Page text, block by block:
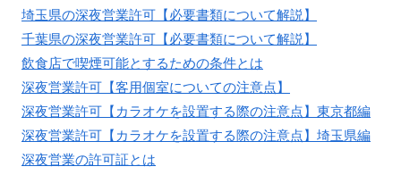
埼玉県の深夜営業許可【必要書類について解説】
千葉県の深夜営業許可【必要書類について解説】
飲食店で喫煙可能とするための条件とは
深夜営業許可【客用個室についての注意点】
深夜営業許可【カラオケを設置する際の注意点】東京都編
深夜営業許可【カラオケを設置する際の注意点】埼玉県編
深夜営業の許可証とは